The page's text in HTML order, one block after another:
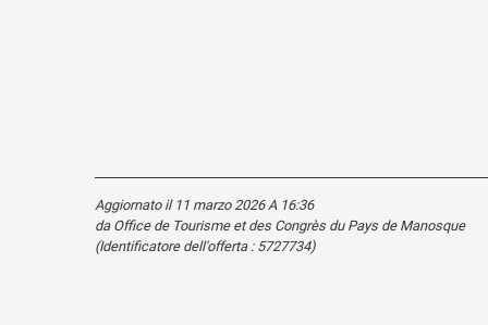
Aggiornato il 11 marzo 2026 A 16:36
da Office de Tourisme et des Congrès du Pays de Manosque
(Identificatore dell'offerta : 5727734)